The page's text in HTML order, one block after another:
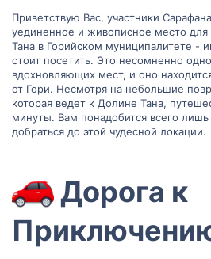
Приветствую Вас, участники
уединенное и живописное место
Тана в Горийском муниципалитете -
стоит посетить. Это несомненно
вдохновляющих мест, и оно
от Гори. Несмотря на небольшие
которая ведет к Долине Тана,
минуты. Вам понадобится всего
добраться до этой чудесной локации.
Дорога к